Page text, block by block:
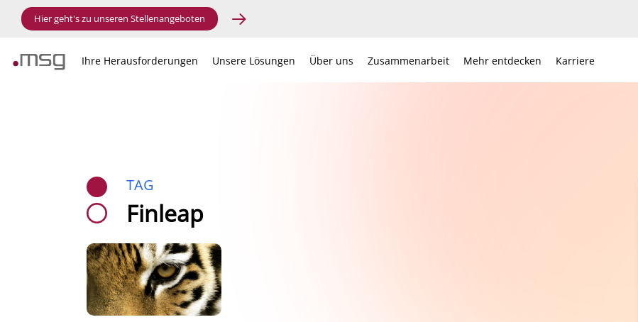
Hier geht's zu unseren Stellenangeboten
Ihre Herausforderungen Unsere Lösungen Über uns Zusammenarbeit Mehr entdecken Karriere
TAG
Finleap